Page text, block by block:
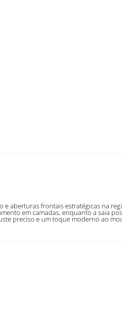
aberturas frontais estratégicas na
em camadas, enquanto a saia
preciso e um toque moderno ao